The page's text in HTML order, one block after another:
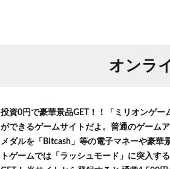
オンラ
投資0円で豪華景品GET！！「ミリオンゲ
ができるゲームサイトだよ。普通のゲーム
メダルを「Bitcash」等の電子マネーや豪華
トゲームでは「ラッシュモード」に突入す